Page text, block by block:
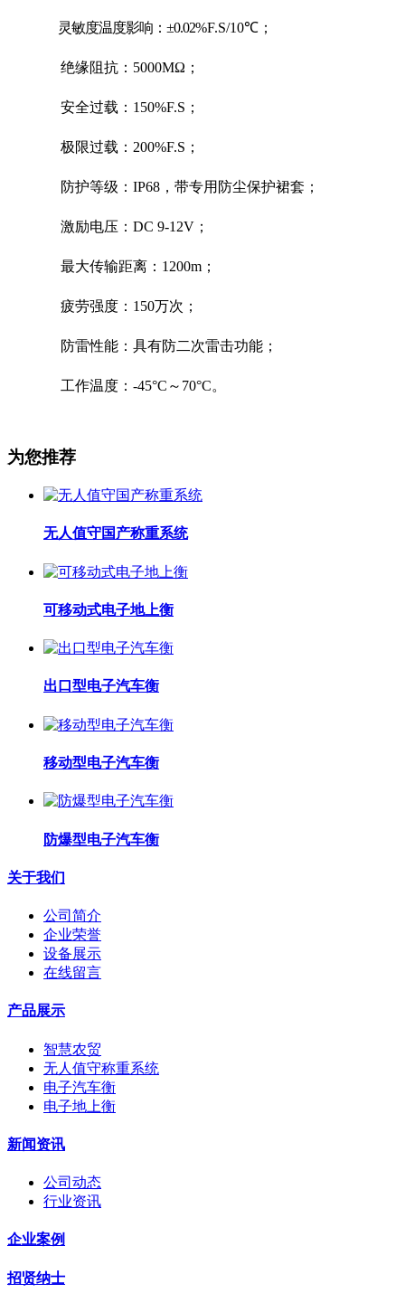
灵敏度温度影响：±0.02%F.S/10℃；
绝缘阻抗： 5000MΩ；
安全过载：150%F.S；
极限过载：200%F.S ；
防护等级：IP68， 带专用防尘保护裙套；
激励电压 ：DC 9-12V；
最大传输距离：1200m；
疲劳强度：150万次；
防雷性能： 具有防二次雷击功能；
工作温度：-45°C～70°C。
为您推荐
无人值守国产称重系统
可移动式电子地上衡
出口型电子汽车衡
移动型电子汽车衡
防爆型电子汽车衡
关于我们
公司简介
企业荣誉
设备展示
在线留言
产品展示
智慧农贸
无人值守称重系统
电子汽车衡
电子地上衡
新闻资讯
公司动态
行业资讯
企业案例
招贤纳士